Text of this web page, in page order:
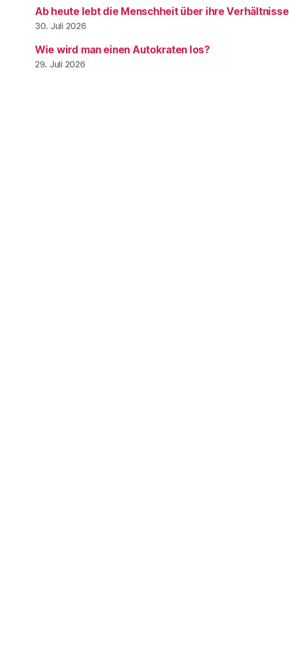
Ab heute lebt die Menschheit über ihre Verhältnisse
30. Juli 2026
Wie wird man einen Autokraten los?
29. Juli 2026